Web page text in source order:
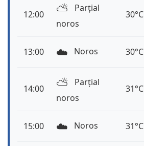
12:00 ⛅️
Parțial
noros
30°C
13:00 ☁️ Noros 30°C
14:00 ⛅️
Parțial
noros
31°C
15:00 ☁️ Noros 31°C